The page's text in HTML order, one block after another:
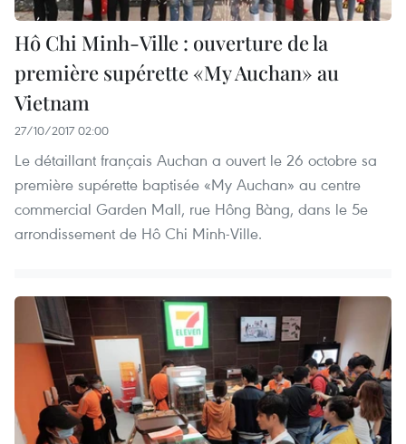
Hô Chi Minh-Ville : ouverture de la
première supérette «My Auchan» au
Vietnam
27/10/2017 02:00
Le détaillant français Auchan a ouvert le 26 octobre sa
première supérette baptisée «My Auchan» au centre
commercial Garden Mall, rue Hông Bàng, dans le 5e
arrondissement de Hô Chi Minh-Ville.